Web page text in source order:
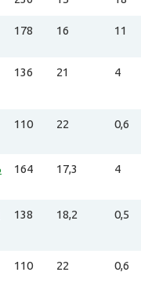
178 16 11
136 21 4
110 22 0,6
164 17,3 4
138 18,2 0,5
110 22 0,6